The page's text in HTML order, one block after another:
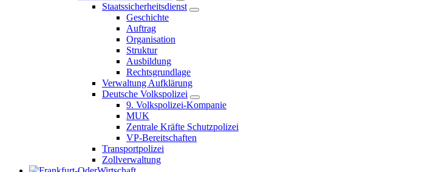
Staatssicherheitsdienst
Geschichte
Auftrag
Organisation
Struktur
Ausbildung
Rechtsgrundlage
Verwaltung Aufklärung
Deutsche Volkspolizei
9. Volkspolizei-Kompanie
MUK
Zentrale Kräfte Schutzpolizei
VP-Bereitschaften
Transportpolizei
Zollverwaltung